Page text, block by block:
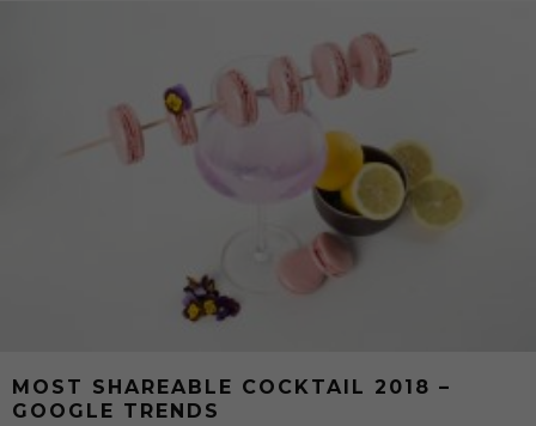
MOST SHAREABLE COCKTAIL 2018 –
GOOGLE TRENDS